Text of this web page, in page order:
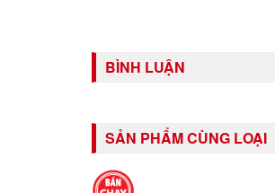
BÌNH LUẬN
SẢN PHẨM CÙNG LOẠI